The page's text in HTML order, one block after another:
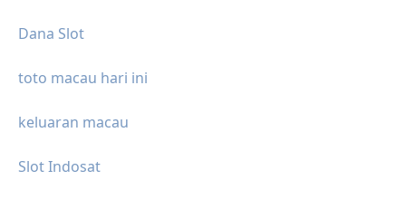
Dana Slot
toto macau hari ini
keluaran macau
Slot Indosat